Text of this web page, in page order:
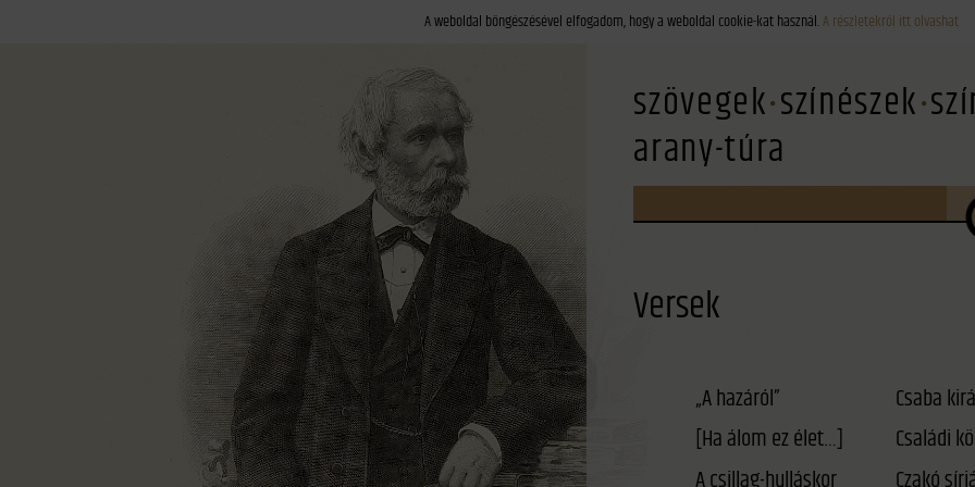
szövegek színészek
arany-túra
Versek
„A hazáról”
[Ha álom ez élet…]
Csaba
Családi
A weboldal böngészésével elfogadom, hogy a weboldal cookie-kat használ.A részletekről itt olvashat